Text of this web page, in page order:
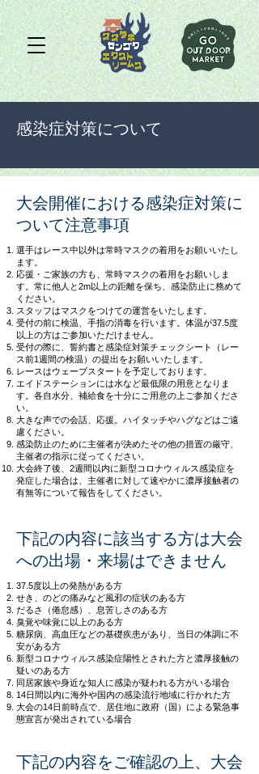
感染症対策について
大会開催における感染症対策に
ついて注意事項
選手はレース中以外は常時マスクの着用をお願いいたし
ます。
応援・ご家族の方も、常時マスクの着用をお願いしま
す。常に他人と2m以上の距離を保ち、感染防止に務めて
ください。
スタッフはマスクをつけての運営をいたします。
受付の前に検温、手指の消毒を行います。体温が37.5度
以上の方はご参加いただけません。
受付の際に、誓約書と感染症対策チェックシート（レー
ス前1週間の検温）の提出をお願いいたします。
レースはウェーブスタートを予定しております。
エイドステーションには水など最低限の用意となりま
す。各自水分、補給食を十分にご用意の上ご参加くださ
い。
大きな声での会話、応援。ハイタッチやハグなどはご遠
慮ください。
感染防止のために主催者が決めたその他の措置の厳守、
主催者の指示に従ってください。
大会終了後、2週間以内に新型コロナウィルス感染症を
発症した場合は、主催者に対して速やかに濃厚接触者の
有無等について報告をしてください。
下記の内容に該当する方は大会
への出場・来場はできません
37.5度以上の発熱がある方
せき、のどの痛みなど風邪の症状のある方
だるさ（倦怠感）、息苦しさのある方
臭覚や味覚に以上のある方
糖尿病、高血圧などの基礎疾患があり、当日の体調に不
安がある方
新型コロナウィルス感染症陽性とされた方と濃厚接触の
疑いのある方
同居家族や身近な知人に感染が疑われる方がいる場合
14日間以内に海外や国内の感染流行地域に行かれた方
大会の14日前時点で、居住地に政府（国）による緊急事
態宣言が発出されている場合
下記の内容をご確認の上、大会